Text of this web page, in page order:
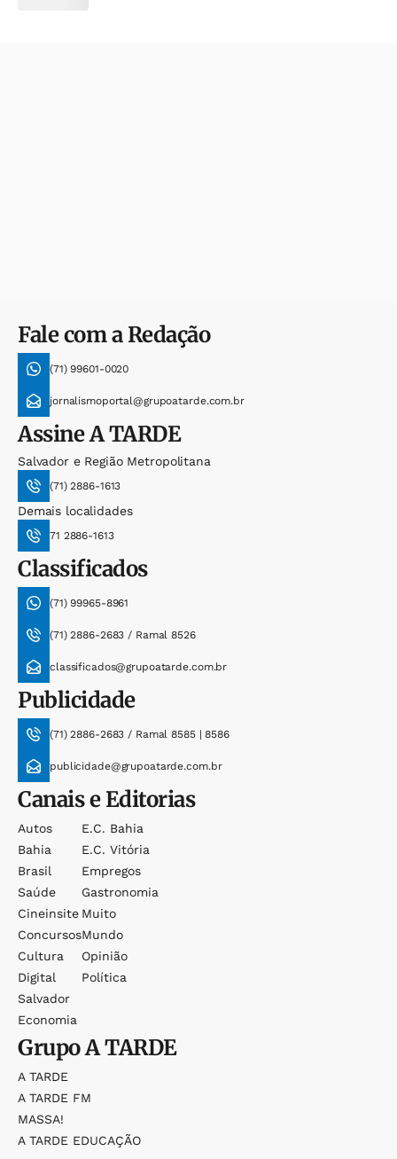
Fale com a Redação
(71) 99601-0020
jornalismoportal@grupoatarde.com.br
AssineA TARDE
Salvador e Região Metropolitana
(71) 2886-1613
Demais localidades
71 2886-1613
Classificados
(71) 99965-8961
(71) 2886-2683 / Ramal 8526
classificados@grupoatarde.com.br
Publicidade
(71) 2886-2683 / Ramal 8585 | 8586
publicidade@grupoatarde.com.br
Canais e Editorias
Autos
Bahia
Brasil
Saúde
Cineinsite
Concursos
Cultura
Digital
Salvador
Economia
E.c. Bahia
E.c. Vitória
Empregos
Gastronomia
Muito
Mundo
Opinião
Política
GrupoA TARDE
A TARDE
A TARDE FM
MASSA!
A TARDE EDUCAÇÃO